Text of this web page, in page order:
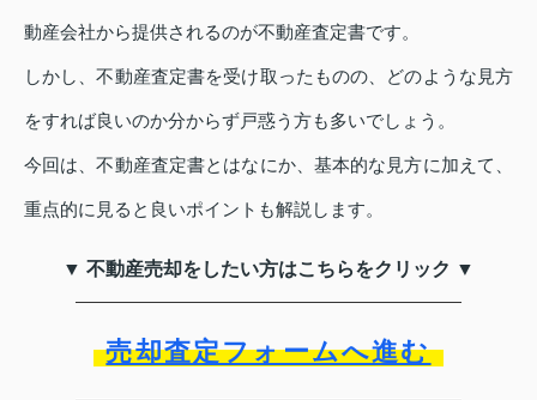
動産会社から提供されるのが不動産査定書です。
しかし、不動産査定書を受け取ったものの、どのような見方
をすれば良いのか分からず戸惑う方も多いでしょう。
今回は、不動産査定書とはなにか、基本的な見方に加えて、
重点的に見ると良いポイントも解説します。
▼ 不動産売却をしたい方はこちらをクリック ▼
売却査定フォームへ進む